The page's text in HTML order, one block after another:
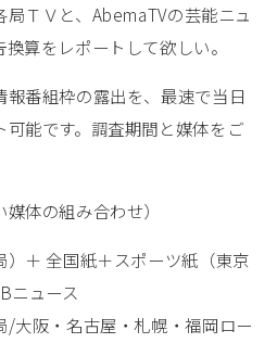
ＴＶと、AbemaTVの芸能ニュ
算をレポートして欲しい。
番組枠の露出を、最速で当日
可能です。調査期間と媒体をご
媒体の組み合わせ）
＋ 全国紙＋スポーツ紙（東京
ュース
大阪・名古屋・札幌・福岡ロー